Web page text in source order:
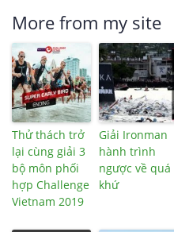
More from my site
Thử thách trở
lại cùng giải 3
bộ môn phối
hợp Challenge
Vietnam 2019
Giải Ironman
hành trình
ngược về quá
khứ